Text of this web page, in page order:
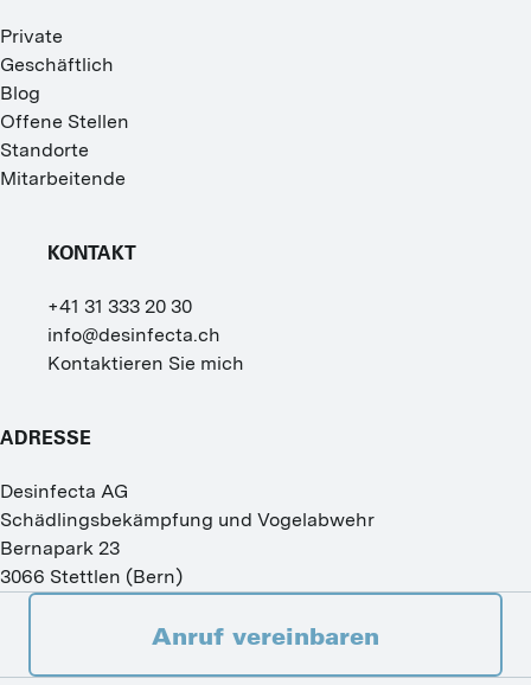
Private
Geschäftlich
Blog
Offene Stellen
Standorte
Mitarbeitende
KONTAKT
+41 31 333 20 30
info@desinfecta.ch
Kontaktieren Sie mich
ADRESSE
Desinfecta AG
Schädlingsbekämpfung und Vogelabwehr
Bernapark 23
3066 Stettlen (Bern)
Anruf vereinbaren